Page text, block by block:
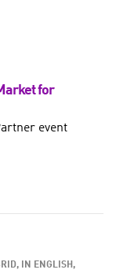
for
event
IN ENGLISH